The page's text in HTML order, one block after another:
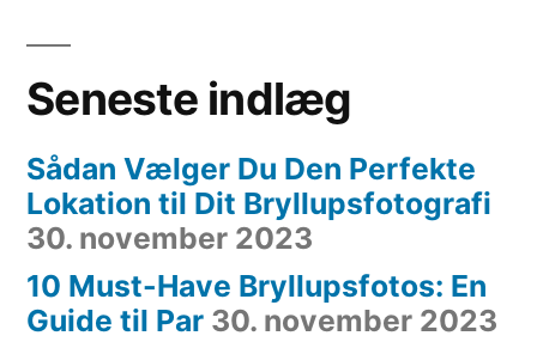
Seneste indlæg
Sådan Vælger Du Den Perfekte
Lokation til Dit Bryllupsfotografi
30. november 2023
10 Must-Have Bryllupsfotos: En
Guide til Par 30. november 2023